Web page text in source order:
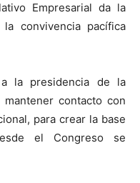
Empresarial da la
convivencia pacífica
la presidencia de la
contacto con
para crear la base
el Congreso se